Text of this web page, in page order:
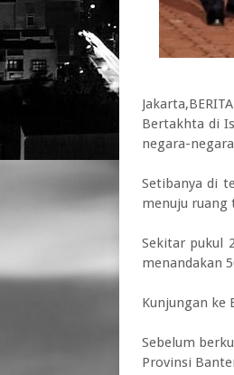
Bertakhta di
negara-
Setibanya di
menuju ruang
Sekitar pukul
menandakan
Kunjungan ke
Sebelum
Provinsi